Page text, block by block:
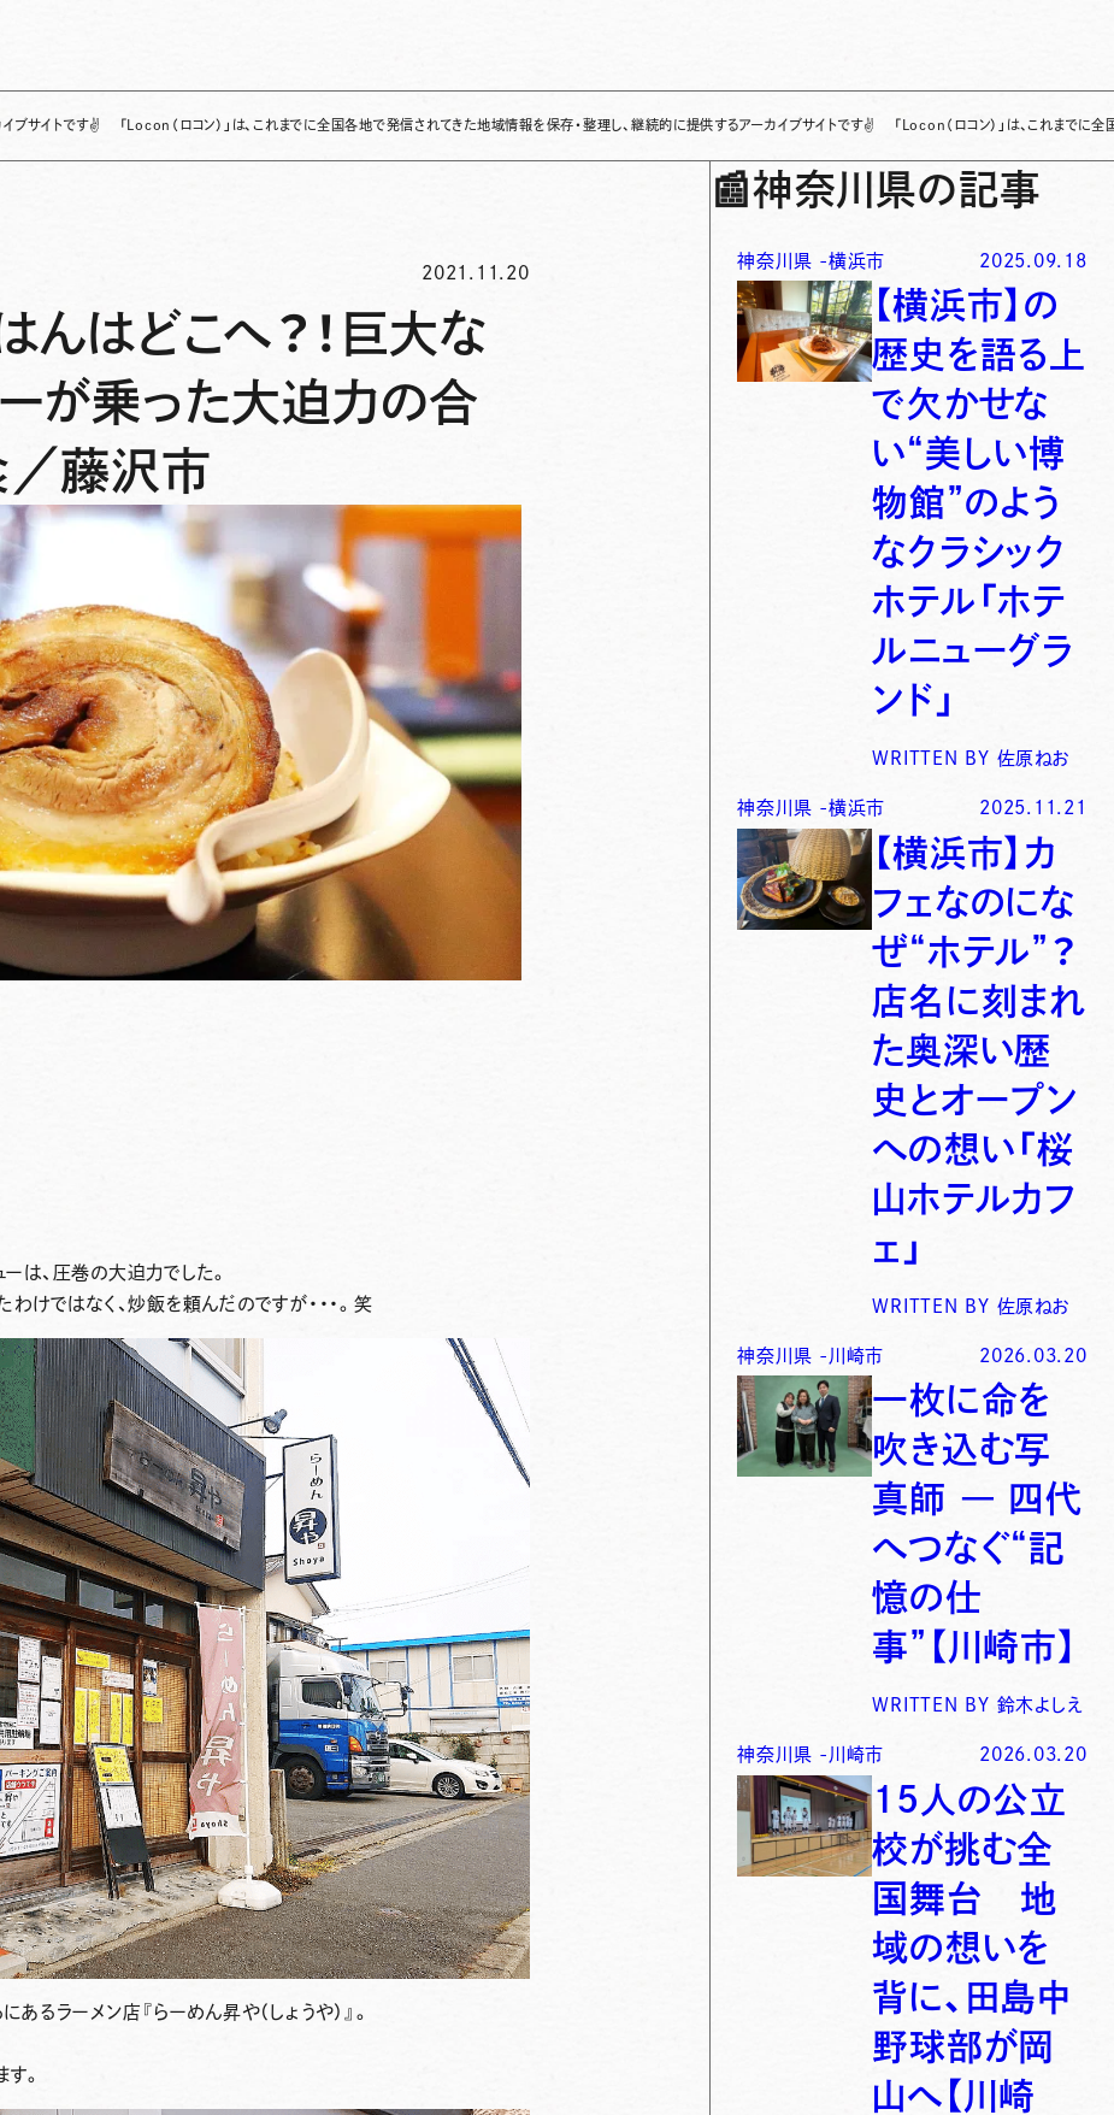
✌ 「Locon（ロコン）」は、これまでに全国各地で発信されてきた地域情報を保存・整理し、継続的に提供するアーカイブサイトです✌ 「Locon（ロコン）」は、これまでに全国各地で発信
2021.11.20
んはどこへ？！巨大な
が乗った大迫力の合
／藤沢市
は、圧巻の大迫力でした。
けではなく、炒飯を頼んだのですが・・・。笑
にある ラーメン店『らーめん昇や（しょうや）』 。
す。
📰神奈川県の記事
神奈川県 -横浜市 2025.09.18
【横浜市】の
歴史を語る上
で欠かせな
い“美しい博
物館”のよう
なクラシック
ホテル「ホテ
ルニューグラ
ンド」
WRITTEN BY 佐原ねお
神奈川県 -横浜市 2025.11.21
【横浜市】カ
フェなのにな
ぜ“ホテル”？
店名に刻まれ
た奥深い歴
史とオープン
への想い「桜
山ホテルカフ
ェ」
WRITTEN BY 佐原ねお
神奈川県 - 川崎市 2026.03.20
一枚に命を
吹き込む写
真師 ― 四代
へつなぐ“記
憶の仕
事”【川崎市】
WRITTEN BY 鈴木よしえ
神奈川県 - 川崎市 2026.03.20
15人の公立
校が挑む全
国舞台 地
域の想いを
背に、田島中
野球部が岡
山へ【川崎